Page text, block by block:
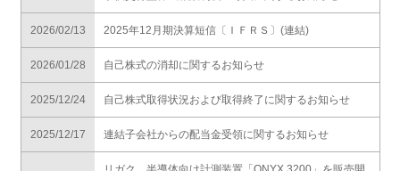
2026/02/13 2025年12月期決算短信〔ＩＦＲＳ〕(連結)
2026/01/28 自己株式の消却に関するお知らせ
2025/12/24 自己株式取得状況および取得終了に関するお知らせ
2025/12/17 連結子会社からの配当金受領に関するお知らせ